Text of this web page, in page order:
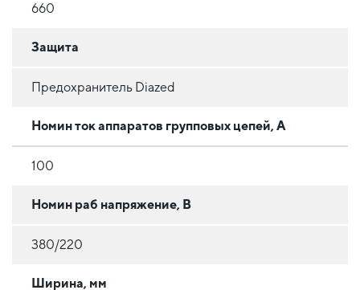
660
Защита
Предохранитель Diazed
Номин ток аппаратов групповых цепей, А
100
Номин раб напряжение, В
380/220
Ширина, мм